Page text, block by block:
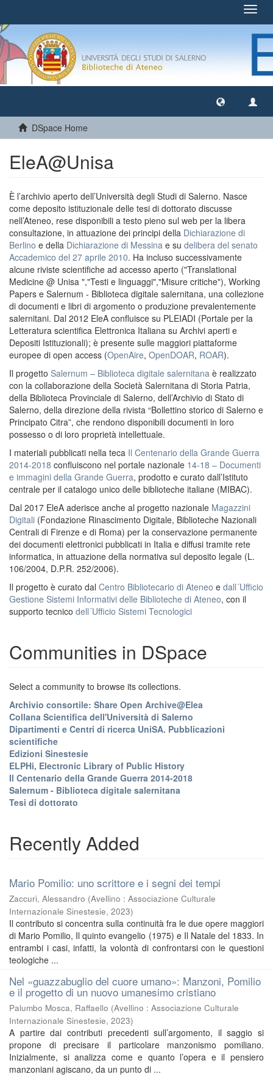
DSpace Home
EleA@Unisa
È l’archivio aperto dell’Università degli Studi di Salerno. Nasce
come deposito istituzionale delle tesi di dottorato discusse
nell’Ateneo, rese disponibili a testo pieno sul web per la libera
consultazione, in attuazione dei principi della Dichiarazione di
Berlino e della Dichiarazione di Messina e su delibera del senato
Accademico del 27 aprile 2010. Ha incluso successivamente
alcune riviste scientifiche ad accesso aperto ("Translational
Medicine @ Unisa ","Testi e linguaggi","Misure critiche"), Working
Papers e Salernum - Biblioteca digitale salernitana, una collezione
di documenti e libri di argomento o produzione prevalentemente
salernitani. Dal 2012 EleA confluisce su PLEIADI (Portale per la
Letteratura scientifica Elettronica Italiana su Archivi aperti e
Depositi Istituzionali); è presente sulle maggiori piattaforme
europee di open access (OpenAire, OpenDOAR, ROAR).
Il progetto Salernum – Biblioteca digitale salernitana è realizzato
con la collaborazione della Società Salernitana di Storia Patria,
della Biblioteca Provinciale di Salerno, dell’Archivio di Stato di
Salerno, della direzione della rivista “Bollettino storico di Salerno e
Principato Citra”, che rendono disponibili documenti in loro
possesso o di loro proprietà intellettuale.
I materiali pubblicati nella teca Il Centenario della Grande Guerra
2014-2018 confluiscono nel portale nazionale 14-18 – Documenti
e immagini della Grande Guerra, prodotto e curato dall’Istituto
centrale per il catalogo unico delle biblioteche italiane (MIBAC).
Dal 2017 EleA aderisce anche al progetto nazionale Magazzini
Digitali (Fondazione Rinascimento Digitale, Biblioteche Nazionali
Centrali di Firenze e di Roma) per la conservazione permanente
dei documenti elettronici pubblicati in Italia e diffusi tramite rete
informatica, in attuazione della normativa sul deposito legale (L.
106/2004, D.P.R. 252/2006).
Il progetto è curato dal Centro Bibliotecario di Ateneo e dall´Ufficio
Gestione Sistemi Informativi delle Biblioteche di Ateneo, con il
supporto tecnico dell´Ufficio Sistemi Tecnologici
Communities in DSpace
Select a community to browse its collections.
Archivio consortile: Share Open Archive@Elea
Collana Scientifica dell'Università di Salerno
Dipartimenti e Centri di ricerca UniSA. Pubblicazioni
scientifiche
Edizioni Sinestesie
ELPHi, Electronic Library of Public History
Il Centenario della Grande Guerra 2014-2018
Salernum - Biblioteca digitale salernitana
Tesi di dottorato
Recently Added
Mario Pomilio: uno scrittore e i segni dei tempi
Zaccuri, Alessandro (Avellino : Associazione Culturale
Internazionale Sinestesie, 2023)
Il contributo si concentra sulla continuità fra le due opere maggiori
di Mario Pomilio, Il quinto evangelio (1975) e Il Natale del 1833. In
entrambi i casi, infatti, la volontà di confrontarsi con le questioni
teologiche ...
Nel «guazzabuglio del cuore umano»: Manzoni, Pomilio
e il progetto di un nuovo umanesimo cristiano
Palumbo Mosca, Raffaello (Avellino : Associazione Culturale
Internazionale Sinestesie, 2023)
A partire dai contributi precedenti sull’argomento, il saggio si
propone di precisare il particolare manzonismo pomiliano.
Inizialmente, si analizza come e quanto l’opera e il pensiero
manzoniani agiscano, da un punto di ...